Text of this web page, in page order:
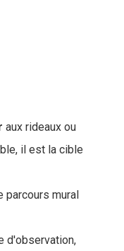
aux rideaux ou
il est la cible
parcours mural
d'observation,